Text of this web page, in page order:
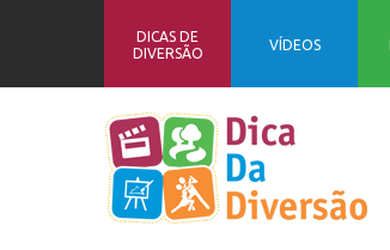
DICAS DE
DIVERSÃO
VÍDEOS